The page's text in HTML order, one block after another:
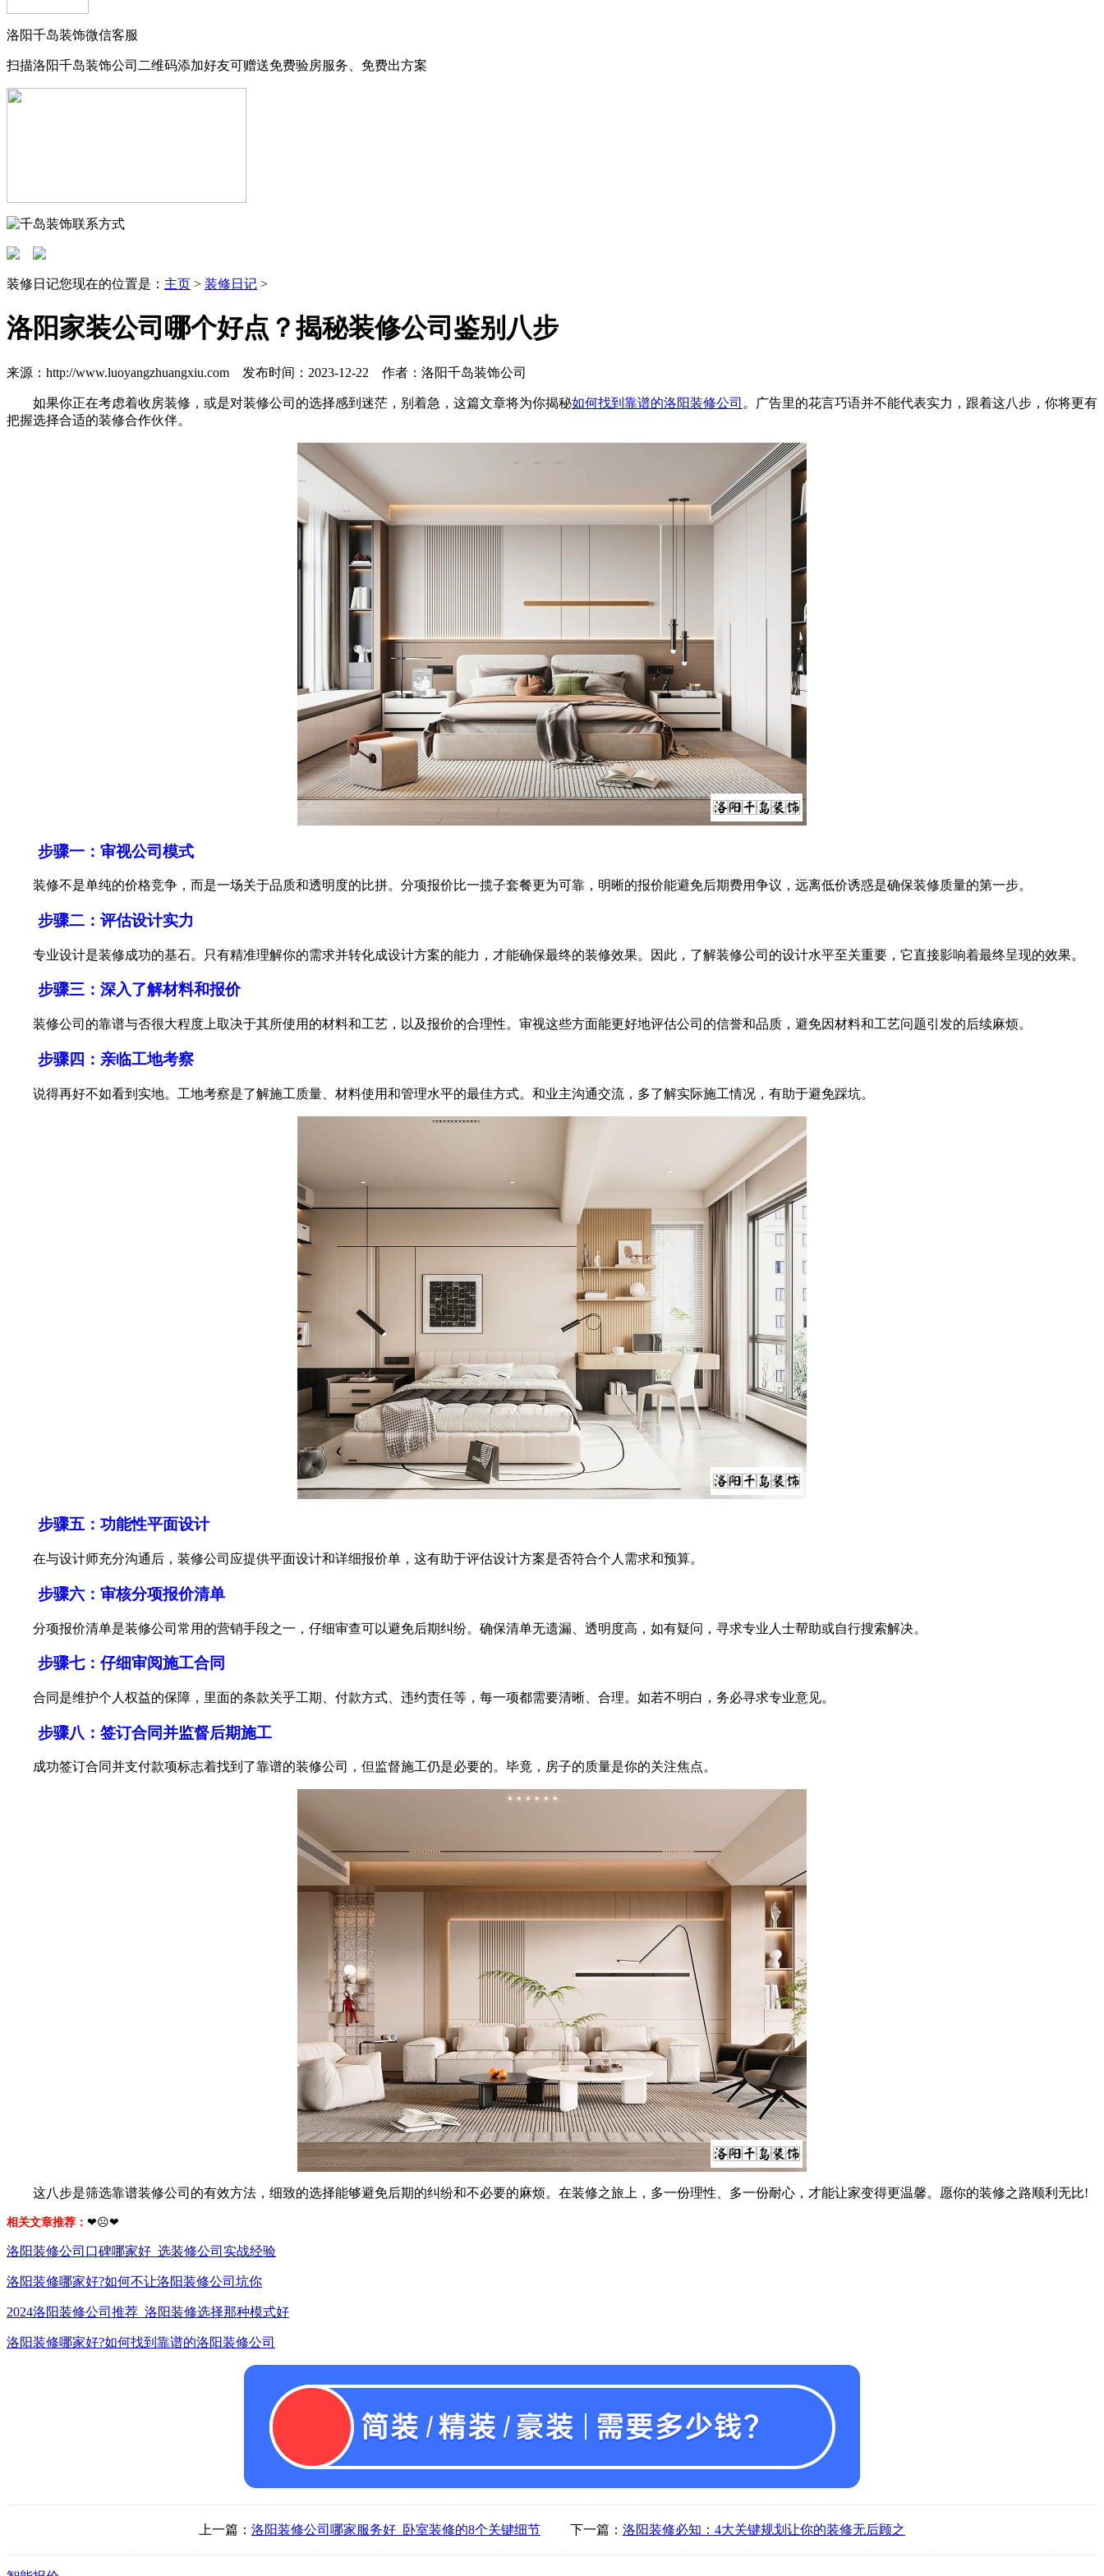
洛阳千岛装饰微信客服
扫描洛阳千岛装饰公司二维码添加好友可赠送免费验房服务、免费出方案
装修日记您现在的位置是： 主页 > 装修日记 >
洛阳家装公司哪个好点？揭秘装修公司鉴别八步
来源：http://www.luoyangzhuangxiu.com 发布时间：2023-12-22 作者：洛阳千岛装饰公司
如果你正在考虑着收房装修，或是对装修公司的选择感到迷茫，别着急，这篇文章将为你揭秘如何找到靠谱的洛阳装修公司 。广告里的花言巧语并不能代表实力，跟着这八步，你将更有
把握选择合适的装修合作伙伴。
步骤一：审视公司模式
装修不是单纯的价格竞争，而是一场关于品质和透明度的比拼。分项报价比一揽子套餐更为可靠，明晰的报价能避免后期费用争议，远离低价诱惑是确保装修质量的第一步。
步骤二：评估设计实力
专业设计是装修成功的基石。只有精准理解你的需求并转化成设计方案的能力，才能确保最终的装修效果。因此，了解装修公司的设计水平至关重要，它直接影响着最终呈现的效果。
步骤三：深入了解材料和报价
装修公司的靠谱与否很大程度上取决于其所使用的材料和工艺，以及报价的合理性。审视这些方面能更好地评估公司的信誉和品质，避免因材料和工艺问题引发的后续麻烦。
步骤四：亲临工地考察
说得再好不如看到实地。工地考察是了解施工质量、材料使用和管理水平的最佳方式。和业主沟通交流，多了解实际施工情况，有助于避免踩坑。
步骤五：功能性平面设计
在与设计师充分沟通后，装修公司应提供平面设计和详细报价单，这有助于评估设计方案是否符合个人需求和预算。
步骤六：审核分项报价清单
分项报价清单是装修公司常用的营销手段之一，仔细审查可以避免后期纠纷。确保清单无遗漏、透明度高，如有疑问，寻求专业人士帮助或自行搜索解决。
步骤七：仔细审阅施工合同
合同是维护个人权益的保障，里面的条款关乎工期、付款方式、违约责任等，每一项都需要清晰、合理。如若不明白，务必寻求专业意见。
步骤八：签订合同并监督后期施工
成功签订合同并支付款项标志着找到了靠谱的装修公司，但监督施工仍是必要的。毕竟，房子的质量是你的关注焦点。
这八步是筛选靠谱装修公司的有效方法，细致的选择能够避免后期的纠纷和不必要的麻烦。在装修之旅上，多一份理性、多一份耐心，才能让家变得更温馨。愿你的装修之路顺利无比!
相关文章推荐： ❤☹❤
洛阳装修公司口碑哪家好_选装修公司实战经验
洛阳装修哪家好?如何不让洛阳装修公司坑你
2024洛阳装修公司推荐_洛阳装修选择那种模式好
洛阳装修哪家好?如何找到靠谱的洛阳装修公司
上一篇： 洛阳装修公司哪家服务好_卧室装修的8个关键细节 下一篇： 洛阳装修必知：4大关键规划让你的装修无后顾之